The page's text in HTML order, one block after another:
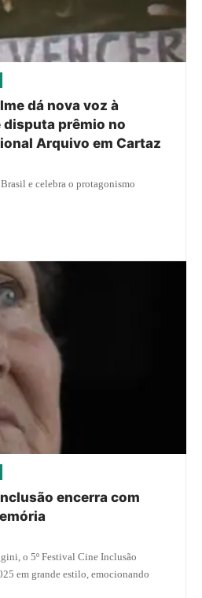
dá nova voz à
disputa prêmio no
Arquivo em Cartaz
e celebra o protagonismo
encerra com
o 5º Festival Cine Inclusão
em grande estilo, emocionando